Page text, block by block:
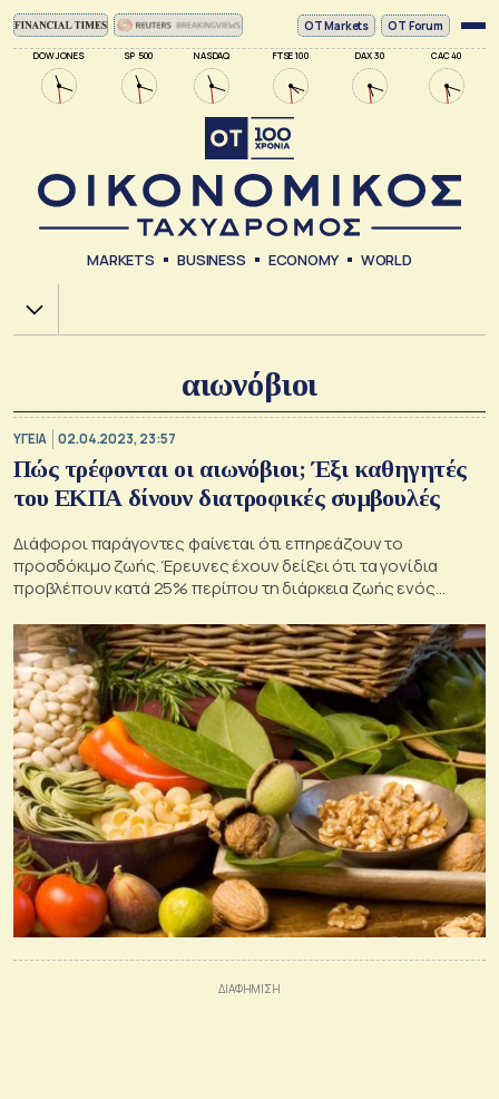
DOW JONES SP 500 NASDAQ FTSE 100 DAX 30 CAC 40
ΟΤ Markets OT Forum
MARKETS BUSINESS ECONOMY WORLD
Χ.Α.
αιωνόβιοι
ΥΓΕΙΑ 02.04.2023, 23:57
Πώς τρέφονται οι αιωνόβιοι; Έξι καθηγητές
του ΕΚΠΑ δίνουν διατροφικές συμβουλές
Διάφοροι παράγοντες φαίνεται ότι επηρεάζουν το
προσδόκιμο ζωής. Έρευνες έχουν δείξει ότι τα γονίδια
προβλέπουν κατά 25% περίπου τη διάρκεια ζωής ενός
άλλους παράγοντες της καθημερινότητάς μας να
προβλέπουν το υπόλοιπο. Σύμφωνα με τις καθηγήτριες της
Ιατρικής Σχολής του Εθνικού και Καποδιστριακού
Πανεπιστημίου Αθηνών, Λίνα Πάσχου […]